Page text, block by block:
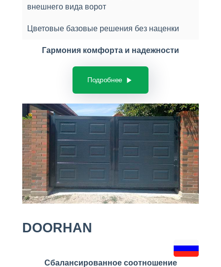
внешнего вида ворот
Цветовые базовые решения без наценки
Гармония комфорта и надежности
Подробнее
DOORHAN
Сбалансированное соотношение